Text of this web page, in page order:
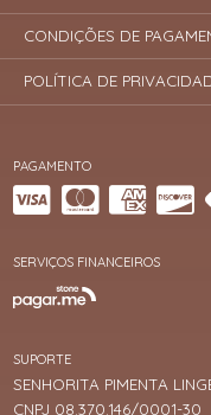
PAGAMENTO
SERVIÇOS FINANCEIROS
SUPORTE
SENHORITA PIMENTA
CNPJ 08.370.146/0001-30
CONDIÇÕES DE
POLÍTICA DE